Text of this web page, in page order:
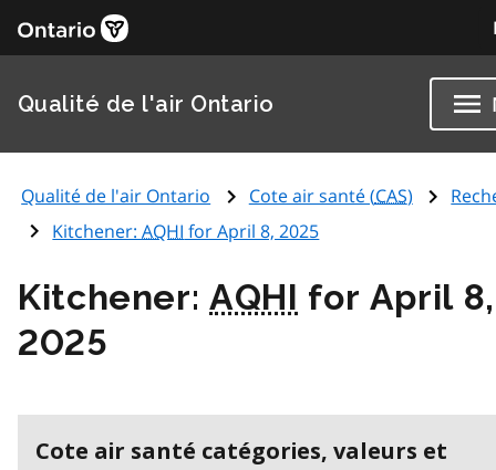
Qualité de l'air Ontario
Qualité de l'air Ontario Cote air santé (CAS)
Kitchener:AQHI for April 8, 2025
Kitchener:AQHI for April 8,
2025
Cote air santé catégories, valeurs et